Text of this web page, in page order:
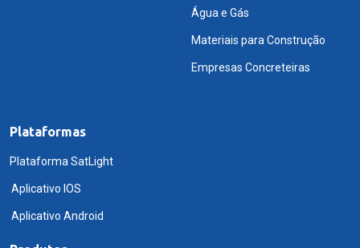
Água e Gás
Materiais para Construção
Empresas Concreteiras
Plataformas
Plataforma SatLight
Aplicativo IOS
Aplicativo Android